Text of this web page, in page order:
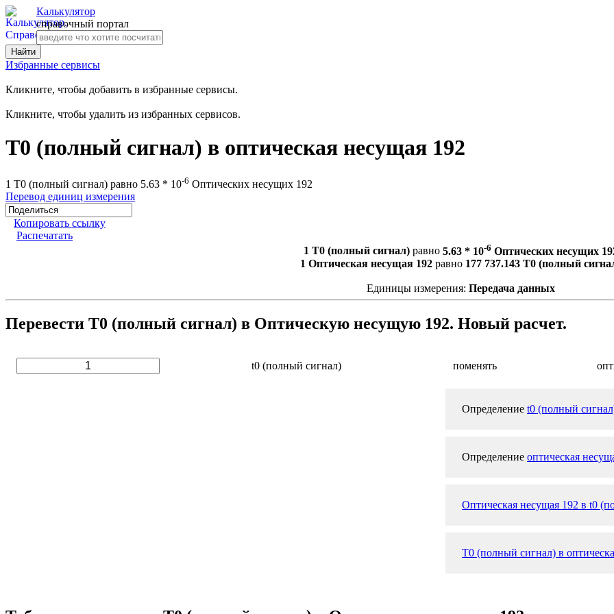
Калькулятор
справочный портал
Избранные сервисы
Кликните, чтобы добавить в избранные сервисы.
Кликните, чтобы удалить из избранных сервисов.
T0 (полный сигнал) в оптическая несущая 192
1 T0 (полный сигнал) равно 5.63 * 10-6 Оптических несущих 192
Перевод единиц измерения
Копировать ссылку
Распечатать
1 T0 (полный сигнал)равно 5.63 * 10-6 Оптических несущих
1 Оптическая несущая 192 равно 177 737.143 T0 (полный
Единицы измерения: Передача данных
Перевести T0 (полный сигнал) в Оптическую несущую 192. Новый расчет.
t0 (полный сигнал) поменять
Определение t0 (полный
Определение оптическая
Оптическая несущая 192 в t0
T0 (полный сигнал) в